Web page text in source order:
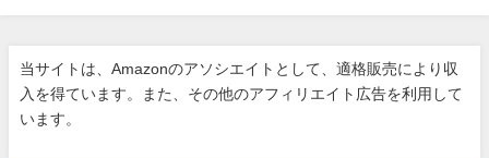
当サイトは、Amazonのアソシエイトとして、適格販売により収
入を得ています。また、その他のアフィリエイト広告を利用して
います。